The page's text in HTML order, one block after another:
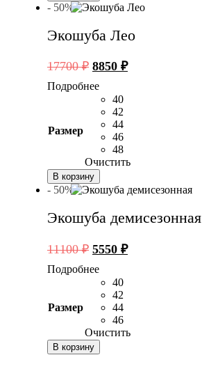
- 50%
Экошуба Лео
17700₽ Первоначальная
составляла
17700 ₽.
8850 ₽Текущая
Подробнее
Размер
40
42
44
46
48
Очистить
В корзину
- 50%
Экошуба демисезонная
11100₽ Первоначальная
составляла
11100 ₽.
5550 ₽Текущая
Подробнее
Размер
40
42
44
46
Очистить
В корзину